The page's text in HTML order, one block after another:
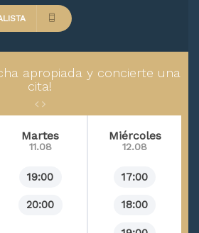
apropiada y concierte una
cita!
Martes
11.08
19:00
20:00
Miércoles
12.08
17:00
18:00